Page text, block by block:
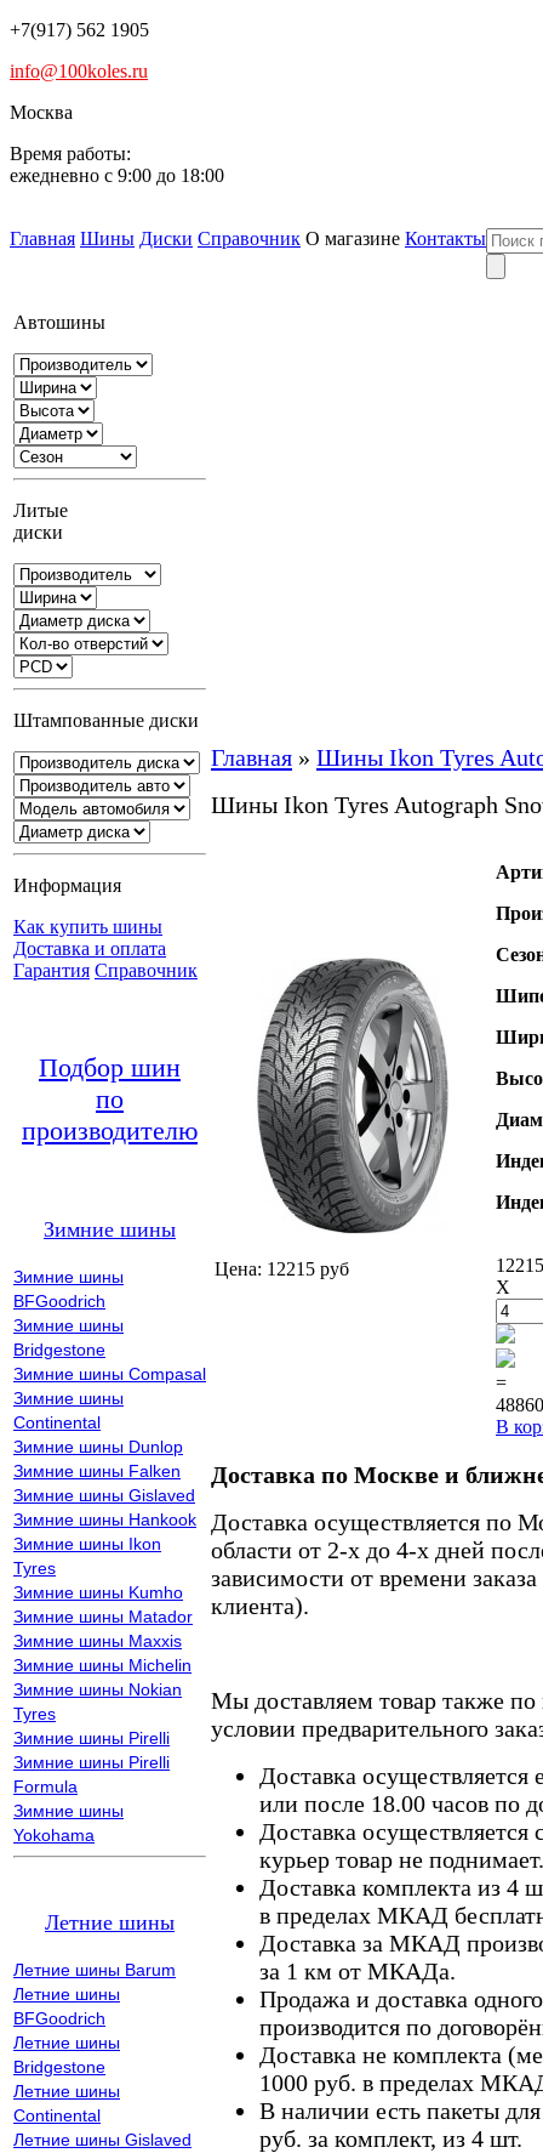
+7(917) 562 1905
info@100koles.ru
Москва
Время работы:
ежедневно с 9:00 до 18:00
Главная Шины Диски Справочник О магазине Контакты
Автошины
Литые
диски
Штампованные диски
Информация
Как купить шины
Доставка и оплата
Гарантия Справочник
Подбор шин
по
производителю
Зимние шины
Зимние шины
BFGoodrich
Зимние шины
Bridgestone
Зимние шины Compasal
Зимние шины
Continental
Зимние шины Dunlop
Зимние шины Falken
Зимние шины Gislaved
Зимние шины Hankook
Зимние шины Ikon
Tyres
Зимние шины Kumho
Зимние шины Matador
Зимние шины Maxxis
Зимние шины Michelin
Зимние шины Nokian
Tyres
Зимние шины Pirelli
Зимние шины Pirelli
Formula
Зимние шины
Yokohama
Летние шины
Летние шины Barum
Летние шины
BFGoodrich
Летние шины
Bridgestone
Летние шины
Continental
Летние шины Gislaved
Главная » Шины Ikon Tyres
Шины Ikon Tyres Autograph
Цена: 12215 руб
X
=
В
Доставка по Москве и
Доставка осуществляется по
области от 2-х до 4-х дней
зависимости от времени
клиента).
Мы доставляем товар также
условии предварительного
Доставка осуществляется
или после 18.00 часов по
Доставка осуществляется
курьер товар не поднимает.
Доставка комплекта из 4
в пределах МКАД
Доставка за МКАД
за 1 км от МКАДа.
Продажа и доставка
производится по
Доставка не комплекта
1000 руб. в пределах
В наличии есть пакеты
руб. за комплект, из 4 шт.